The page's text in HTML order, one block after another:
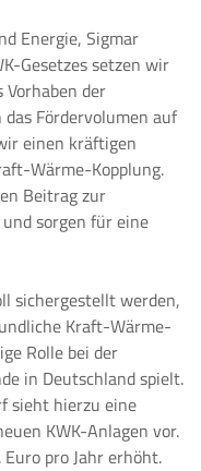
Energie, Sigmar
Gesetzes setzen wir
der
Fördervolumen auf
einen kräftigen
Wärme-Kopplung.
Beitrag zur
sorgen für eine
sichergestellt werden,
Kraft-Wärme-
Rolle bei der
in Deutschland spielt.
sieht hierzu eine
KWK-Anlagen vor.
pro Jahr erhöht.